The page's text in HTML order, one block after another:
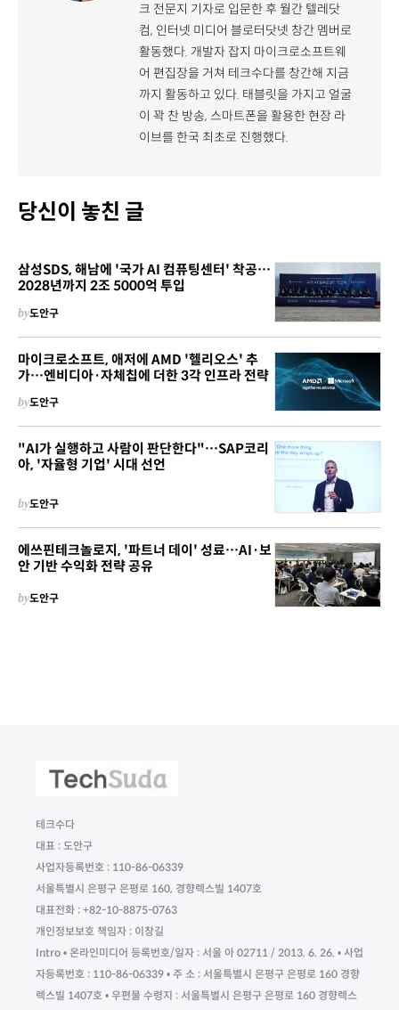
크 전문지 기자로 입문한 후 월간 텔레닷
컴, 인터넷 미디어 블로터닷넷 창간 멤버로
활동했다. 개발자 잡지 마이크로소프트웨
어 편집장을 거쳐 테크수다를 창간해 지금
까지 활동하고 있다. 태블릿을 가지고 얼굴
이 꽉 찬 방송, 스마트폰을 활용한 현장 라
이브를 한국 최초로 진행했다.
당신이 놓친 글
삼성SDS, 해남에 '국가 AI 컴퓨팅센터' 착공…
2028년까지 2조 5000억 투입
by도안구
마이크로소프트, 애저에 AMD '헬리오스' 추
가…엔비디아·자체칩에 더한 3각 인프라 전략
by도안구
"AI가 실행하고 사람이 판단한다"…SAP코리
아, '자율형 기업' 시대 선언
by도안구
에쓰핀테크놀로지, '파트너 데이' 성료…AI·보
안 기반 수익화 전략 공유
by도안구
테크수다
대표 : 도안구
사업자등록번호 : 110-86-06339
서울특별시 은평구 은평로 160, 경향렉스빌 1407호
대표전화 : +82-10-8875-0763
개인정보보호 책임자 : 이창길
Intro • 온라인미디어 등록번호/일자 : 서울 아 02711 / 2013. 6. 26. • 사업
자등록번호 : 110-86-06339 • 주 소 : 서울특별시 은평구 은평로 160 경향
렉스빌 1407호 • 우편물 수령지 : 서울특별시 은평구 은평로 160 경향렉스